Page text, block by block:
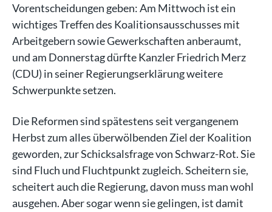
Vorentscheidungen geben: Am Mittwoch ist ein
wichtiges Treffen des Koalitionsausschusses mit
Arbeitgebern sowie Gewerkschaften anberaumt,
und am Donnerstag dürfte Kanzler Friedrich Merz
(CDU) in seiner Regierungserklärung weitere
Schwerpunkte setzen.
Die Reformen sind spätestens seit vergangenem
Herbst zum alles überwölbenden Ziel der Koalition
geworden, zur Schicksalsfrage von Schwarz-Rot. Sie
sind Fluch und Fluchtpunkt zugleich. Scheitern sie,
scheitert auch die Regierung, davon muss man wohl
ausgehen. Aber sogar wenn sie gelingen, ist damit